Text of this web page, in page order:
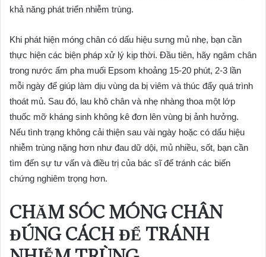
khả năng phát triển nhiễm trùng.
Khi phát hiện móng chân có dấu hiệu sưng mủ nhẹ, bạn cần
thực hiện các biện pháp xử lý kịp thời. Đầu tiên, hãy ngâm chân
trong nước ấm pha muối Epsom khoảng 15-20 phút, 2-3 lần
mỗi ngày để giúp làm dịu vùng da bị viêm và thúc đẩy quá trình
thoát mủ. Sau đó, lau khô chân và nhẹ nhàng thoa một lớp
thuốc mỡ kháng sinh không kê đơn lên vùng bị ảnh hưởng.
Nếu tình trạng không cải thiện sau vài ngày hoặc có dấu hiệu
nhiễm trùng nặng hơn như đau dữ dội, mủ nhiều, sốt, bạn cần
tìm đến sự tư vấn và điều trị của bác sĩ để tránh các biến
chứng nghiêm trọng hơn.
CHĂM SÓC MÓNG CHÂN
ĐÚNG CÁCH ĐỂ TRÁNH